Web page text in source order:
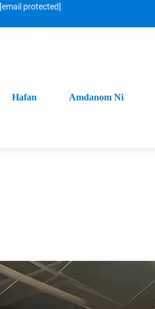
[email protected]
Hafan Amdanom Ni